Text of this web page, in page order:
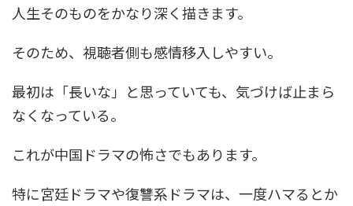
人生そのものをかなり深く描きます。
そのため、視聴者側も感情移入しやすい。
最初は「長いな」と思っていても、気づけば止まら
なくなっている。
これが中国ドラマの怖さでもあります。
特に宮廷ドラマや復讐系ドラマは、一度ハマるとか